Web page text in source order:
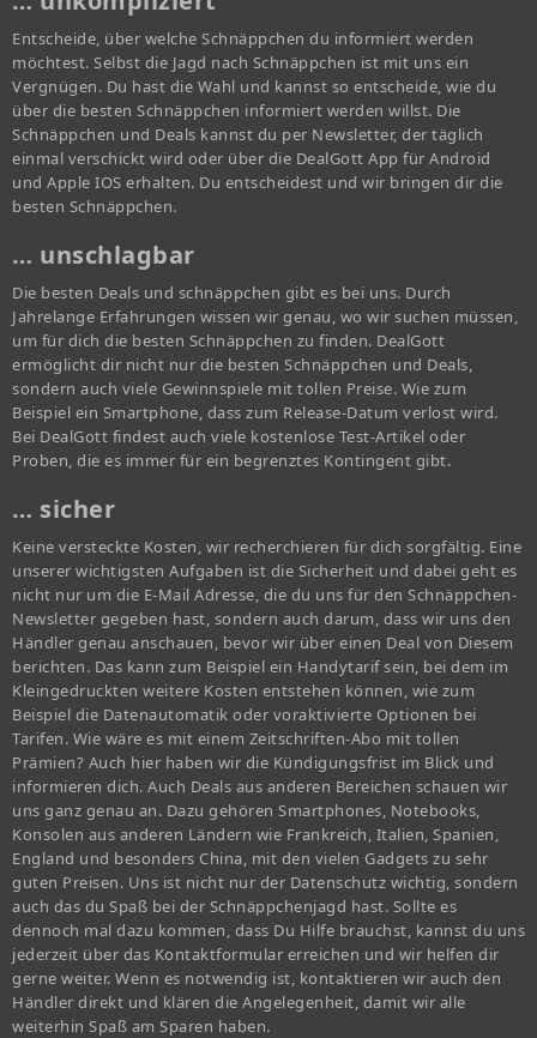
Entscheide, über welche Schnäppchen du informiert werden
möchtest. Selbst die Jagd nach Schnäppchen ist mit uns ein
Vergnügen. Du hast die Wahl und kannst so entscheide, wie du
über die besten Schnäppchen informiert werden willst. Die
Schnäppchen und Deals kannst du per Newsletter, der täglich
einmal verschickt wird oder über die DealGott App für Android
und Apple IOS erhalten. Du entscheidest und wir bringen dir die
besten Schnäppchen.
… unschlagbar
Die besten Deals und schnäppchen gibt es bei uns. Durch
Jahrelange Erfahrungen wissen wir genau, wo wir suchen müssen,
um für dich die besten Schnäppchen zu finden. DealGott
ermöglicht dir nicht nur die besten Schnäppchen und Deals,
sondern auch viele Gewinnspiele mit tollen Preise. Wie zum
Beispiel ein Smartphone, dass zum Release-Datum verlost wird.
Bei DealGott findest auch viele kostenlose Test-Artikel oder
Proben, die es immer für ein begrenztes Kontingent gibt.
… sicher
Keine versteckte Kosten, wir recherchieren für dich sorgfältig. Eine
unserer wichtigsten Aufgaben ist die Sicherheit und dabei geht es
nicht nur um die E-Mail Adresse, die du uns für den Schnäppchen-
Newsletter gegeben hast, sondern auch darum, dass wir uns den
Händler genau anschauen, bevor wir über einen Deal von Diesem
berichten. Das kann zum Beispiel ein Handytarif sein, bei dem im
Kleingedruckten weitere Kosten entstehen können, wie zum
Beispiel die Datenautomatik oder voraktivierte Optionen bei
Tarifen. Wie wäre es mit einem Zeitschriften-Abo mit tollen
Prämien? Auch hier haben wir die Kündigungsfrist im Blick und
informieren dich. Auch Deals aus anderen Bereichen schauen wir
uns ganz genau an. Dazu gehören Smartphones, Notebooks,
Konsolen aus anderen Ländern wie Frankreich, Italien, Spanien,
England und besonders China, mit den vielen Gadgets zu sehr
guten Preisen. Uns ist nicht nur der Datenschutz wichtig, sondern
auch das du Spaß bei der Schnäppchenjagd hast. Sollte es
dennoch mal dazu kommen, dass Du Hilfe brauchst, kannst du uns
jederzeit über das Kontaktformular erreichen und wir helfen dir
gerne weiter. Wenn es notwendig ist, kontaktieren wir auch den
Händler direkt und klären die Angelegenheit, damit wir alle
weiterhin Spaß am Sparen haben.